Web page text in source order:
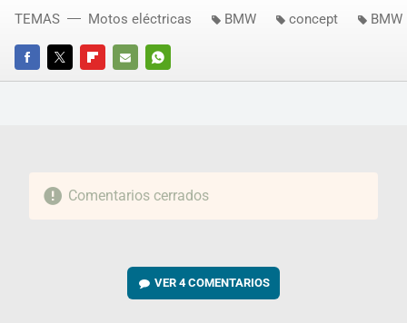
FACEBOOKTWITTERFLIPBOARD
E-
WHATSAPP
TEMAS Motos eléctricas BMW concept BMW
Comentarios cerrados
VER4 COMENTARIOS